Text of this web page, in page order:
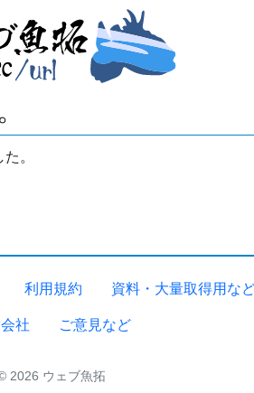
。
利用規約 資料・大量取得用な
社 ご意見など
2026 ウェブ魚拓